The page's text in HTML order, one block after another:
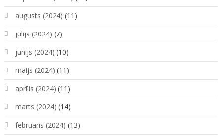
augusts (2024) (11)
jūlijs (2024) (7)
jūnijs (2024) (10)
maijs (2024) (11)
aprīlis (2024) (11)
marts (2024) (14)
februāris (2024) (13)